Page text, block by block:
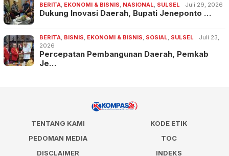
BERITA EKONOMI & BISNIS NASIONAL SULSEL Juli 29, 2026
Dukung Inovasi Daerah, Bupati Jeneponto …
BERITA BISNIS EKONOMI & BISNIS SOSIAL SULSEL
Juli 23,
2026
Percepatan Pembangunan Daerah, Pemkab
Je…
TENTANG KAMI
KODE ETIK
PEDOMAN MEDIA
TOC
DISCLAIMER
INDEKS